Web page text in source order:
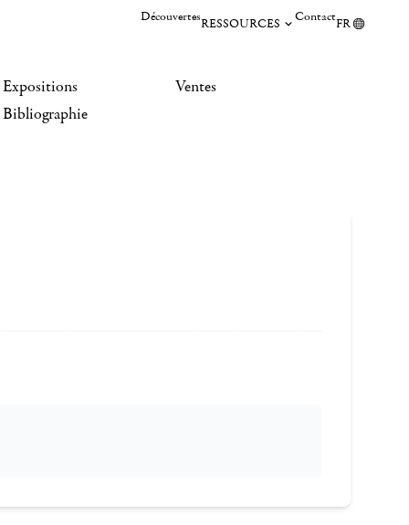
DécouvertesRESSOURCES ContactFR
Expositions
Bibliographie
Ventes